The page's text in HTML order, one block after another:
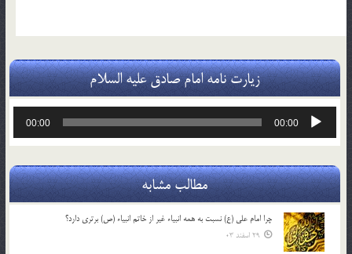
زیارت نامه امام صادق علیه السلام
پخش‌کننده
00:00
00:00
مطالب مشابه
چرا امام علی (ع) نسبت به همه انبیاء غیر از خاتم انبیاء (ص) برتری دارد؟
29 اسفند 03